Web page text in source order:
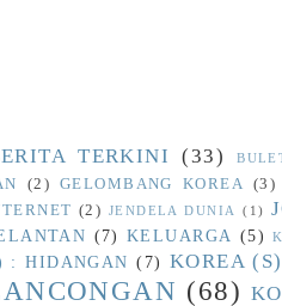
TERKINI (33)
(2) GELOMBANG KOREA (3)
(2) JENDELA DUNIA (1)
(7) KELUARGA (5)
: HIDANGAN (7) KOREA
(68)